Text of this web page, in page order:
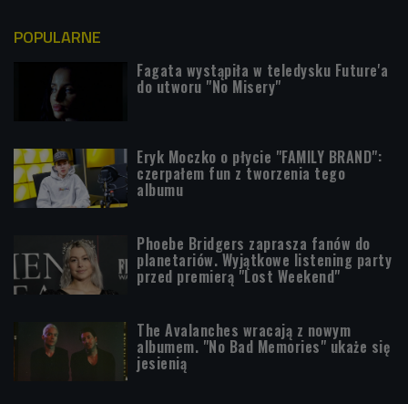
POPULARNE
Fagata wystąpiła w teledysku Future'a
do utworu "No Misery"
Eryk Moczko o płycie "FAMILY BRAND":
czerpałem fun z tworzenia tego
albumu
Phoebe Bridgers zaprasza fanów do
planetariów. Wyjątkowe listening party
przed premierą "Lost Weekend"
The Avalanches wracają z nowym
albumem. "No Bad Memories" ukaże się
jesienią